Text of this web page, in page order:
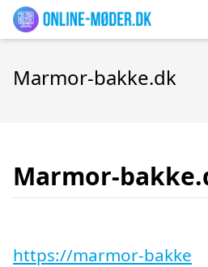
Marmor-bakke.dk
Marmor-
https://marmor-bakke